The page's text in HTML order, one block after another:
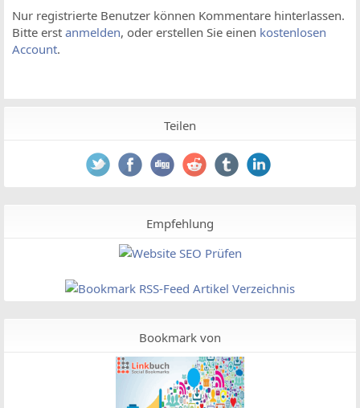
Nur registrierte Benutzer können Kommentare hinterlassen.
Bitte erst anmelden, oder erstellen Sie einen kostenlosen
Account.
Teilen
Empfehlung
Bookmark von